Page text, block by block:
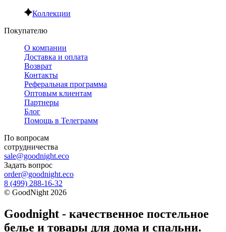
Коллекции
Покупателю
О компании
Доставка и оплата
Возврат
Контакты
Реферальная программа
Оптовым клиентам
Партнеры
Блог
Помощь в Телеграмм
По вопросам
сотрудничества
sale@goodnight.eco
Задать вопрос
order@goodnight.eco
8 (499) 288-16-32
© GoodNight 2026
Goodnight - качественное постельное
белье и товары для дома и спальни.